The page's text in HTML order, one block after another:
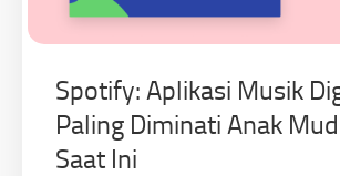
Spotify: Aplikasi Musik
Paling Diminati Anak
Saat Ini